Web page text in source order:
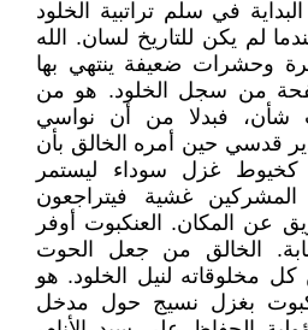
في سلم تراتبية الخلود
لم يكن للتاريخ لسان. الله
وحشرات ضعيفة ينتهي بها
من سجل الخلود. هو من
شأن، فبدلا من أن نواسي
قدسي حين أمره الخالق بأن
كخيوط غزل سوداء ليستمر
غشية فيتراجعون
عن المكان. العنكبوت أوفر
الخالق من جعل الحوت
مخلوقاته لنيل الخلود. هو
بغزل نسيج حول مدخل